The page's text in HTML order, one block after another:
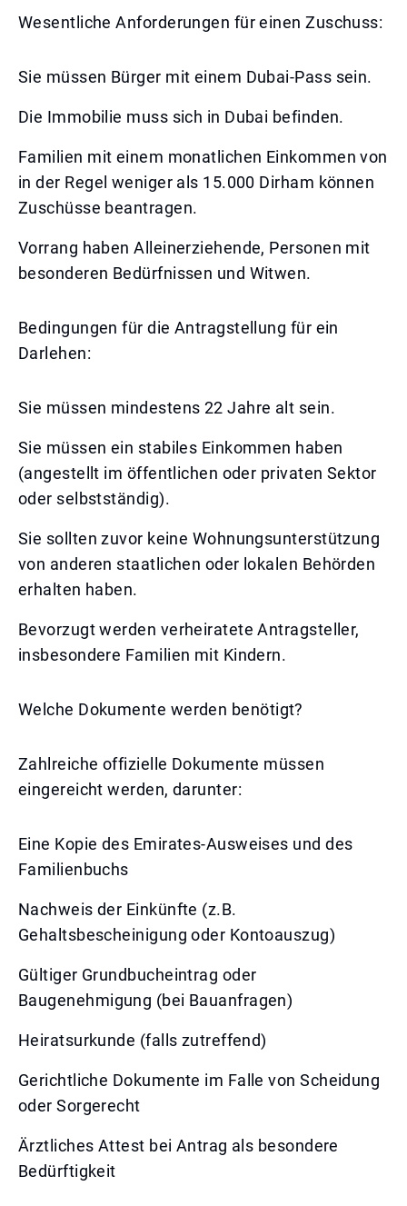
Wesentliche Anforderungen für einen Zuschuss:
Sie müssen Bürger mit einem Dubai-Pass sein.
Die Immobilie muss sich in Dubai befinden.
Familien mit einem monatlichen Einkommen von
in der Regel weniger als 15.000 Dirham können
Zuschüsse beantragen.
Vorrang haben Alleinerziehende, Personen mit
besonderen Bedürfnissen und Witwen.
Bedingungen für die Antragstellung für ein
Darlehen:
Sie müssen mindestens 22 Jahre alt sein.
Sie müssen ein stabiles Einkommen haben
(angestellt im öffentlichen oder privaten Sektor
oder selbstständig).
Sie sollten zuvor keine Wohnungsunterstützung
von anderen staatlichen oder lokalen Behörden
erhalten haben.
Bevorzugt werden verheiratete Antragsteller,
insbesondere Familien mit Kindern.
Welche Dokumente werden benötigt?
Zahlreiche offizielle Dokumente müssen
eingereicht werden, darunter:
Eine Kopie des Emirates-Ausweises und des
Familienbuchs
Nachweis der Einkünfte (z.B.
Gehaltsbescheinigung oder Kontoauszug)
Gültiger Grundbucheintrag oder
Baugenehmigung (bei Bauanfragen)
Heiratsurkunde (falls zutreffend)
Gerichtliche Dokumente im Falle von Scheidung
oder Sorgerecht
Ärztliches Attest bei Antrag als besondere
Bedürftigkeit